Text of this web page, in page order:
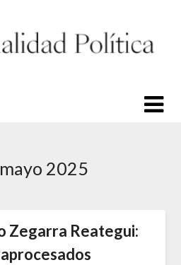
mayo 2025
Zegarra Reategui: